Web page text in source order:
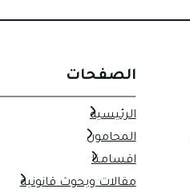
الصفحات
الرئيسية
المحامون
اقسامنا
مقالات وبحوث قانونية